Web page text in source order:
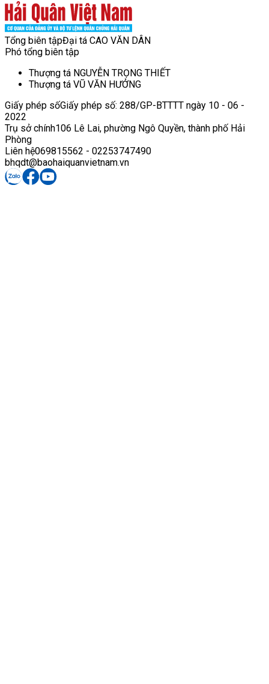
Tổng biên tậpĐại tá CAO VĂN DÂN
Phó tổng biên tập
Thượng tá NGUYỄN TRỌNG THIẾT
Thượng tá VŨ VĂN HƯỞNG
Giấy phép sốGiấy phép số: 288/GP-BTTTT ngày 10 - 06 -
2022
Trụ sở chính106 Lê Lai, phường Ngô Quyền, thành phố Hải
Phòng
Liên hệ069815562 - 02253747490
bhqdt@baohaiquanvietnam.vn